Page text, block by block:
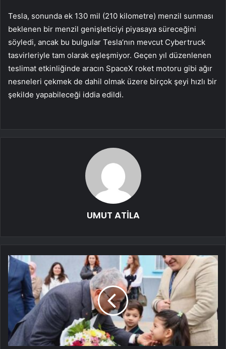
Tesla, sonunda ek 130 mil (210 kilometre) menzil sunması
beklenen bir menzil genişleticiyi piyasaya süreceğini
söyledi, ancak bu bulgular Tesla’nın mevcut Cybertruck
tasvirleriyle tam olarak eşleşmiyor. Geçen yıl düzenlenen
teslimat etkinliğinde aracın SpaceX roket motoru gibi ağır
nesneleri çekmek de dahil olmak üzere birçok şeyi hızlı bir
şekilde yapabileceği iddia edildi.
UMUT ATİLA